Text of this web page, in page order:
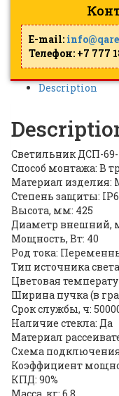
E-mail:
Телефон: +7 777
Description
Светильник ДСП-
Способ монтажа: В
Материал изделия:
Степень защиты:
Высота, мм: 425
Диаметр внешний,
Мощность, Вт: 40
Род тока:
Тип источника
Цветовая
Ширина пучка (в
Срок службы, ч:
Наличие стекла: Да
Материал
Схема
Коэффициент
КПД: 90%